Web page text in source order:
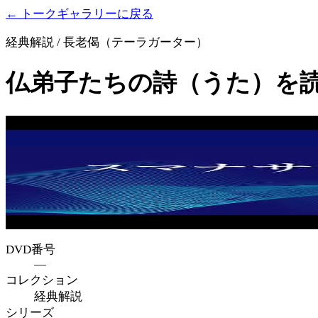
← トークギャラリーに戻る
経典解説 / 長老偈（テーラガーター）
仏弟子たちの詩（うた）を
DVD番号
—
コレクション
経典解説
シリーズ